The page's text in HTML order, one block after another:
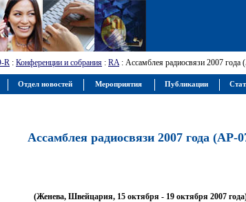
R : Конференции и собрания : RA: Ассамблея радиосвязи 2007 года
Ассамблея радиосвязи 2007 года (АР-
(Женева, Швейцария, 15 октября - 19 октября 2007
Отдел новостей Мероприятия Публикации